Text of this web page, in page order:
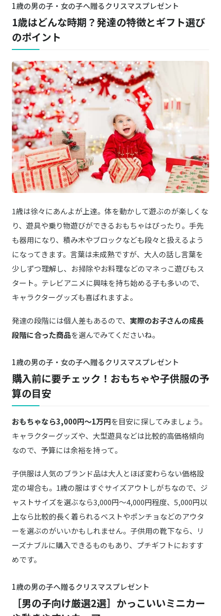
ヤトミ
折りたたみできるすべり台 楽天はこちら
D-bike mini プラス Amazonはこちら
アガツマ
アンパンマン よくばりビジーカーDX Amazonはこちら
インゲラ・アリアニウス
クリスマス いないいないばあ！ 楽天はこちら
arte／アルテ
6重ガーゼスリーパー 商品詳細はこちら
シマリスPOP UP SOX 商品詳細はこちら
にしきや
こどもカレー 商品詳細はこちら
1歳の男の子・女の子へ贈るクリスマスプレゼント
1歳はどんな時期？発達の特徴とギフト選び
のポイント
1歳は徐々にあんよが上達。体を動かして遊ぶのが楽しくな
り、遊具や乗り物遊びができるおもちゃはぴったり。手先
も器用になり、積み木やブロックなども段々と扱えるよう
になってきます。言葉は未成熟ですが、大人の話し言葉を
少しずつ理解し、お掃除やお料理などのマネっこ遊びもス
タート。テレビアニメに興味を持ち始める子も多いので、
キャラクターグッズも喜ばれますよ。
発達の段階には個人差もあるので、 実際のお子さんの成長
段階に合った商品を選んでみてくださいね。
1歳の男の子・女の子へ贈るクリスマスプレゼント
購入前に要チェック！おもちゃや子供服の予
算の目安
おもちゃなら3,000円～1万円を目安に探してみましょう。
キャラクターグッズや、大型遊具などは比較的高価格傾向
なので、予算には余裕を持って。
子供服は人気のブランド品は大人とほぼ変わらない価格設
定の場合も。1歳の服はすぐサイズアウトしがちなので、ジ
ャストサイズを選ぶなら3,000円～4,000円程度、5,000円以
上なら比較的長く着られるベストやポンチョなどのアウタ
ーを選ぶのがいいかもしれません。子供用の靴下なら、リ
ーズナブルに購入できるものもあり、プチギフトにおすす
めです。
1歳の男の子へ贈るクリスマスプレゼント
［男の子向け厳選2選］かっこいいミニカー